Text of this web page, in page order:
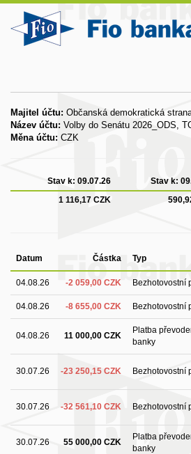
Majitel účtu: Občanská demokratická
Název účtu: Volby do Senátu 2026_ODS,
Měna účtu: CZK
Stav k: 09.07.26 Stav k:
1 116,17 CZK
Datum Částka Typ
04.08.26 -2 059,00 CZK Bezhotovostní
04.08.26 -8 655,00 CZK Bezhotovostní
04.08.26 11 000,00 CZK
Platba
banky
30.07.26 -23 250,15 CZK Bezhotovostní
30.07.26 -32 561,10 CZK Bezhotovostní
30.07.26 55 000,00 CZK
Platba
banky